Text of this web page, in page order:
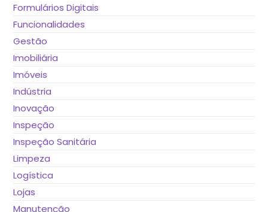
Formulários Digitais
Funcionalidades
Gestão
Imobiliária
Imóveis
Indústria
Inovação
Inspeção
Inspeção Sanitária
Limpeza
Logística
Lojas
Manutenção